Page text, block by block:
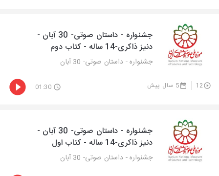
جشنواره - داستان صوتی- 30 آبان -
دنیز ذاکری-14 ساله - کتاب دوم
جشنواره - داستان صوتی- 30 آبان
12 5 سال پیش 01:30
جشنواره - داستان صوتی- 30 آبان -
دنیز ذاکری-14 ساله - کتاب اول
جشنواره - داستان صوتی- 30 آبان